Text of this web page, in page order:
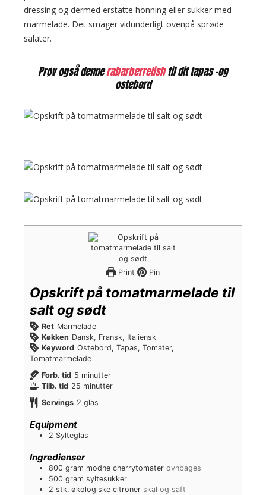
dressing og dermed erstatte honning eller sukker med
marmelade. Det smager vidunderligt ovenpå sprøde
salater.
Prøv også dennerabarberrelishtil dit tapas -og
ostebord
Print Pin
Opskrift på tomatmarmelade til
salt og sødt
Ret Marmelade
Køkken Dansk, Fransk, Italiensk
Keyword Ostebord, Tapas, Tomater,
Tomatmarmelade
Forb. tid 5 m
i
u
e
minutter
Tilb. tid 25 m
n
t
r
minutter
Servings 2 glas
Equipment
2 Sylteglas
Ingredienser
800 gram modne cherrytomater ovnbages
500 gram syltesukker
2 stk. økologiske citroner skal og saft